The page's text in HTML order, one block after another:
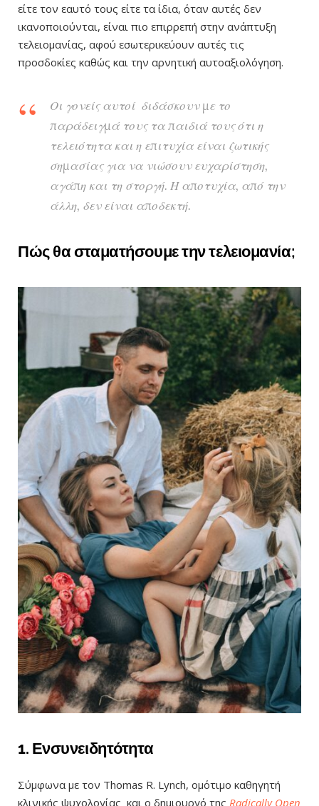
είτε τον εαυτό τους είτε τα ίδια, όταν αυτές δεν
ικανοποιούνται, είναι πιο επιρρεπή στην ανάπτυξη
τελειομανίας, αφού εσωτερικεύουν αυτές τις
προσδοκίες καθώς και την αρνητική αυτοαξιολόγηση.
Οι γονείς αυτοί διδάσκουν με το
παράδειγμά τους τα παιδιά τους ότι η
τελειότητα και η επιτυχία είναι ζωτικής
σημασίας για να νιώσουν ευχαρίστηση,
αγάπη και τη στοργή. Η αποτυχία, από την
άλλη, δεν είναι αποδεκτή.
Πώς θα σταματήσουμε την τελειομανία;
1. Ενσυνειδητότητα
Σύμφωνα με τον Thomas R. Lynch, ομότιμο καθηγητή
κλινικής ψυχολογίας και ο δημιουργό της Radically Open